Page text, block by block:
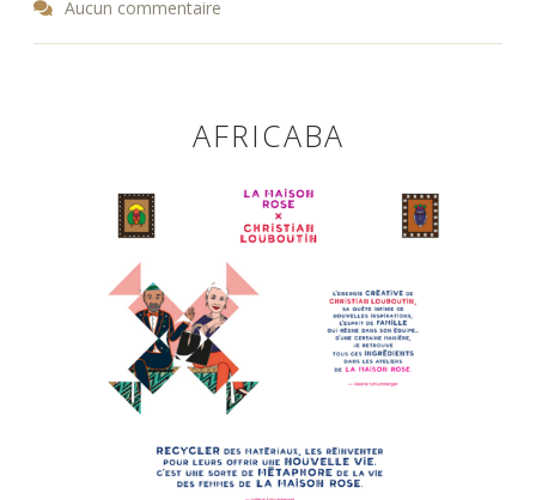
Aucun commentaire
AFRICABA